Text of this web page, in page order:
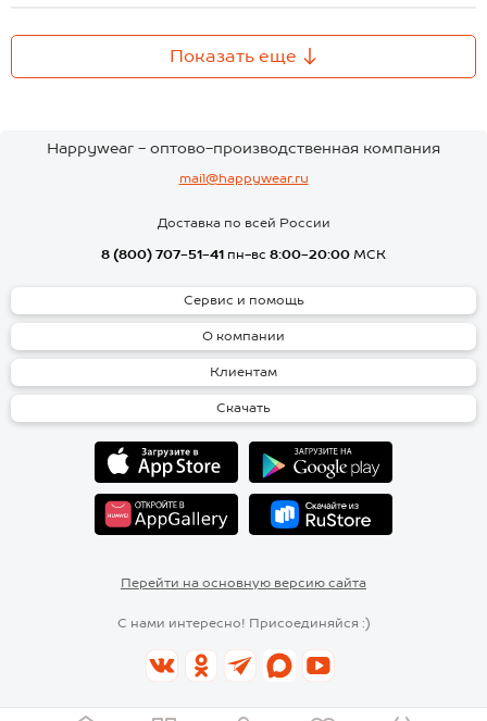
Показать еще
Happywear - оптово-производственная компания
mail@happywear.ru
Доставка по всей России
8 (800) 707-51-41 пн-вс 8:00-20:00 МСК
Сервис и помощь
О компании
Клиентам
Скачать
Перейти на основную версию сайта
С нами интересно! Присоединяйся :)